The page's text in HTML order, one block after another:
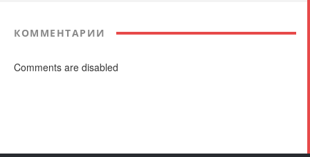
КОММЕНТАРИИ
Comments are disabled